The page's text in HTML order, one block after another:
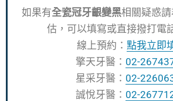
如果有全瓷冠牙齦變黑相關疑惑
估，可以填寫或直接撥打電
線上預約： 點我立即
擎天牙醫： 02-
星采牙醫： 02-
誠悅牙醫： 02-